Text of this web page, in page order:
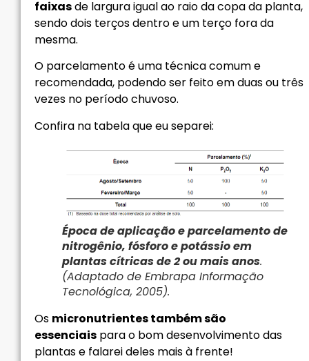
faixasde largura igual ao raio da copa da planta,
sendo dois terços dentro e um terço fora da
mesma.
O parcelamento é uma técnica comum e
recomendada, podendo ser feito em duas ou três
vezes no período chuvoso.
Confira na tabela que eu separei:
Época de aplicação e parcelamento de
nitrogênio, fósforo e potássio em
plantas cítricas de 2 ou mais anos.
(Adaptado de Embrapa Informação
Tecnológica, 2005).
Os micronutrientes também são
essenciais para o bom desenvolvimento das
plantas e falarei deles mais à frente!